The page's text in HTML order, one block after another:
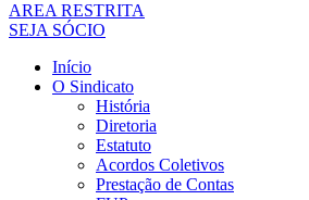
AREA RESTRITA
SEJA SÓCIO
Início
O Sindicato
História
Diretoria
Estatuto
Acordos Coletivos
Prestação de Contas